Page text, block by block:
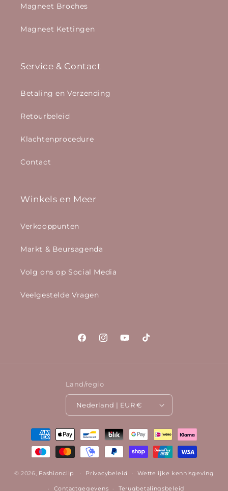
Magneet Broches
Magneet Kettingen
Service & Contact
Betaling en Verzending
Retourbeleid
Klachtenprocedure
Contact
Winkels en Meer
Verkooppunten
Markt & Beursagenda
Volg ons op Social Media
Veelgestelde Vragen
FacebookInstagramYouTubeTikTok
Land/regio
Nederland | EUR €
Betaalmethoden
© 2026, Fashionclip Privacybeleid Wettelijke kennisgeving
Contactgegevens Terugbetalingsbeleid